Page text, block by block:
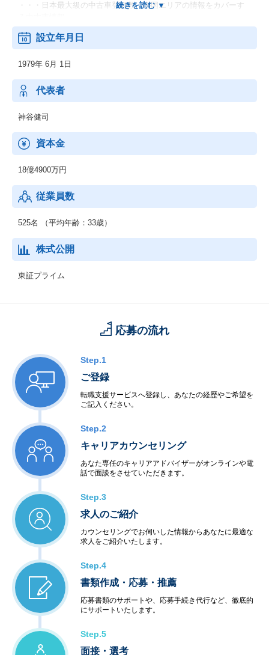
・・・日本最大級の中古車登録数、全国エリアの情報をカバーす
・グーワールド
バイヤーズガイド。
・グーバイク
・・・中古バイクのバイヤーズガイド。新車・ニューモデル紹介
や用品情報なども充実。
【法人向けサービス】
・週間オークション情報
に収集・整理し、週刊情報誌として刊行されるデータブック。
・自動車流通新聞
・・・プロトオリジナルのコンテンツが豊富にラインナップされ
た「自動車流通新聞」。多くの業界関係者に読まれている全国最
設立年月日
1979年 6月 1日
代表者
神谷健司
資本金
18億4900万円
従業員数
525名 （平均年齢：33歳）
株式公開
東証プライム
応募の流れ
Step.1
ご登録
転職支援サービスへ登録し、あなたの経歴やご希望を
ご記入ください。
Step.2
キャリアカウンセリング
あなた専任のキャリアアドバイザーがオンラインや電
話で面談をさせていただきます。
Step.3
求人のご紹介
カウンセリングでお伺いした情報からあなたに最適な
求人をご紹介いたします。
Step.4
書類作成・応募・推薦
応募書類のサポートや、応募手続き代行など、徹底的
にサポートいたします。
Step.5
面接・選考